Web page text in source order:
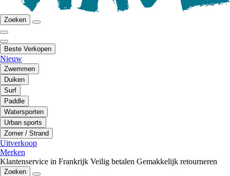
Zoeken
Beste Verkopen
Nieuw
Zwemmen
Duiken
Surf
Paddle
Watersporten
Urban sports
Zomer / Strand
Uitverkoop
Merken
Klantenservice in Frankrijk Veilig betalen Gemakkelijk retourneren
Zoeken